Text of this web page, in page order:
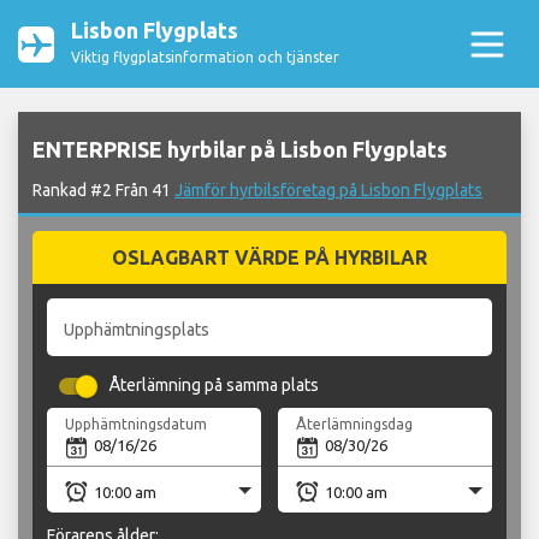
Lisbon Flygplats
Viktig flygplatsinformation och tjänster
ENTERPRISE hyrbilar på Lisbon Flygplats
Rankad #2 Från 41 Jämför hyrbilsföretag på Lisbon Flygplats
OSLAGBART VÄRDE PÅ HYRBILAR
Upphämtningsplats
Återlämning på samma plats
Upphämtningsdatum Återlämningsdag